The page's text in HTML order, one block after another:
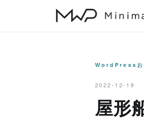
WordPressお
2022-12-19
屋形